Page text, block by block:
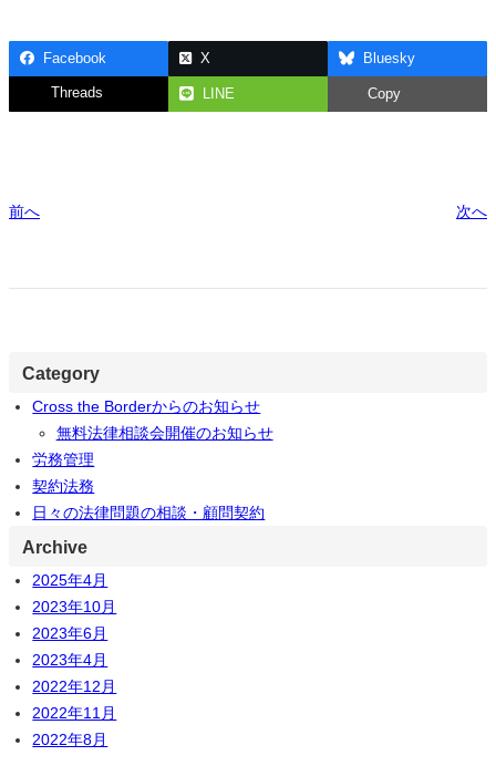
Facebook X Bluesky
Threads LINE Copy
前へ 次へ
Category
Cross the Borderからのお知らせ
無料法律相談会開催のお知らせ
労務管理
契約法務
日々の法律問題の相談・顧問契約
Archive
2025年4月
2023年10月
2023年6月
2023年4月
2022年12月
2022年11月
2022年8月